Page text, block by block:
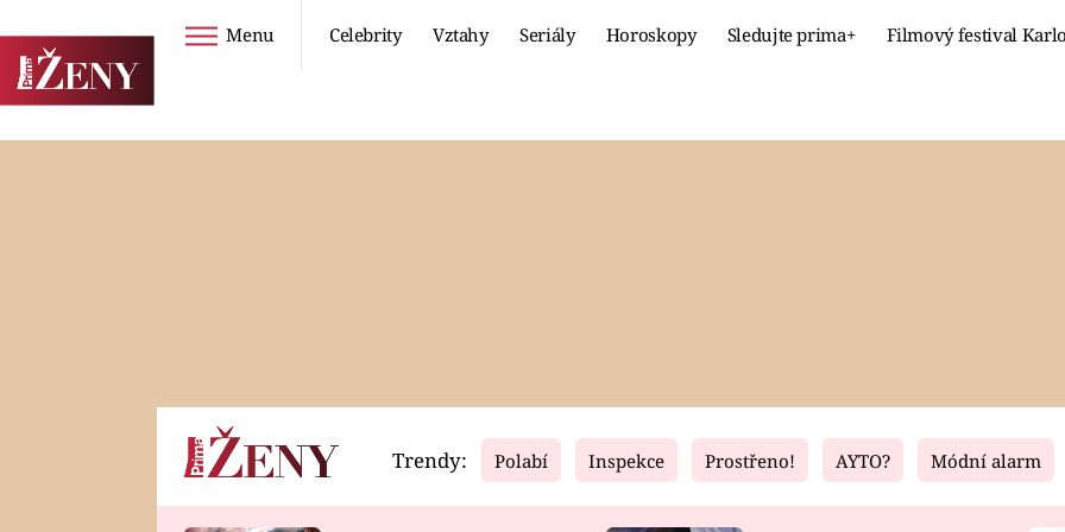
Menu Celebrity Vztahy Seriály Horoskopy Sledujte prima+ Filmový festival
Horoskopy Video Fresh Living
Trendy: Polabí Inspekce Prostřeno! AYTO? Módní alarm